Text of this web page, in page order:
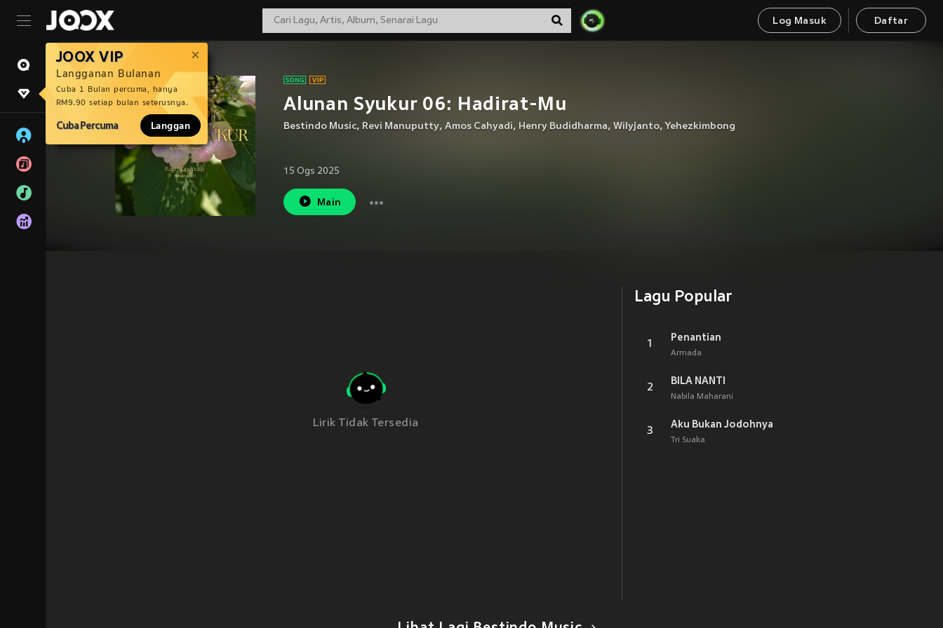
Log Masuk Daftar
JOOX VIP
Langganan Bulanan
Cuba 1 Bulan percuma, hanya
RM9.90 setiap bulan seterusnya.
Cuba Percuma Langgan
Alunan Syukur 06: Hadirat-Mu
Bestindo Music, Revi Manuputty, Amos Cahyadi, Henry Budidharma, Wilyjanto, Yehezkimbong
15 Ogs 2025
Main
Lirik Tidak Tersedia
Lagu Popular
1
Penantian
Armada
2
BILA NANTI
Nabila Maharani
3
Aku Bukan Jodohnya
Tri Suaka